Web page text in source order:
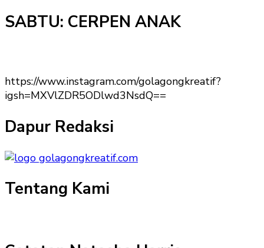
SABTU: CERPEN ANAK
https://www.instagram.com/golagongkreatif?
igsh=MXVlZDR5ODlwd3NsdQ==
Dapur Redaksi
Tentang Kami